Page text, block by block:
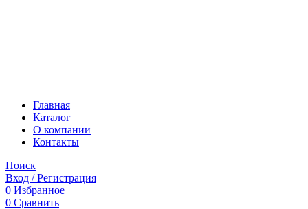
Главная
Каталог
О компании
Контакты
Поиск
Вход / Регистрация
0 Избранное
0 Сравнить